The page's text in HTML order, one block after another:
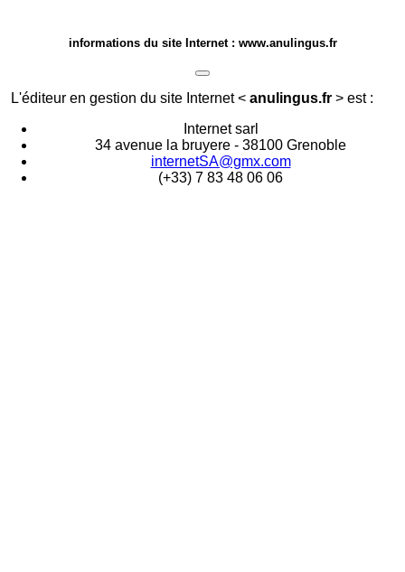
informations du site Internet : www.anulingus.fr
L'éditeur en gestion du site Internet < anulingus.fr > est :
Internet sarl
34 avenue la bruyere - 38100 Grenoble
internetSA@gmx.com
(+33) 7 83 48 06 06